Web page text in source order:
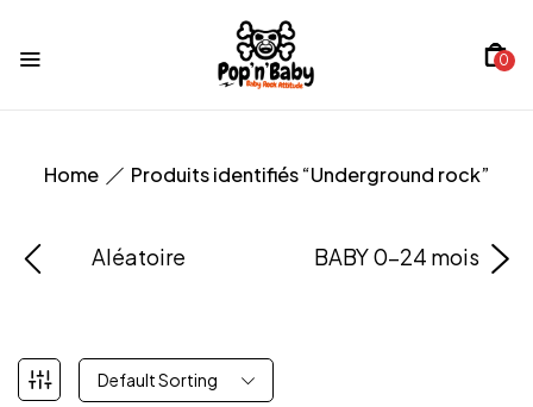
0
Home Produits identifiés “Underground rock”
Aléatoire BABY 0-24 mois
Default Sorting